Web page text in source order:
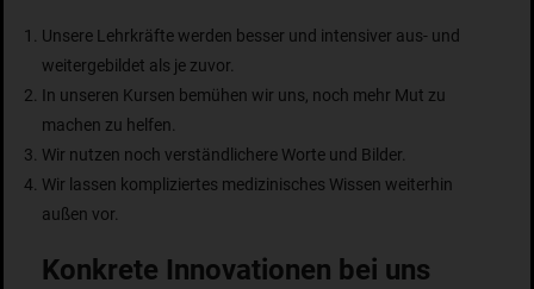
Unsere Lehrkräfte werden besser und intensiver aus- und
weitergebildet als je zuvor.
In unseren Kursen bemühen wir uns, noch mehr Mut zu
machen zu helfen.
Wir nutzen noch verständlichere Worte und Bilder.
Wir lassen kompliziertes medizinisches Wissen weiterhin
außen vor.
Konkrete Innovationen bei uns